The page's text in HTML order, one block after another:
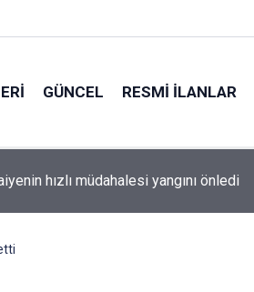
GÜNCEL RESMI İLANLAR
YENİ Parti'nin kurucu Manisa İl Başkanı Özalper tutuklandı.